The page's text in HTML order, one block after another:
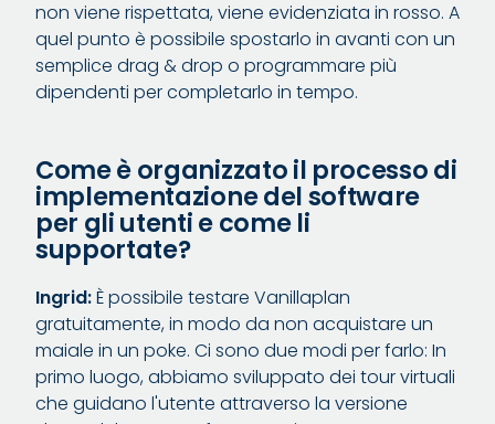
non viene rispettata, viene evidenziata in rosso. A
quel punto è possibile spostarlo in avanti con un
semplice drag & drop o programmare più
dipendenti per completarlo in tempo.
Come è organizzato il processo di
implementazione del software
per gli utenti e come li
supportate?
Ingrid:È possibile testare Vanillaplan
gratuitamente, in modo da non acquistare un
maiale in un poke. Ci sono due modi per farlo: In
primo luogo, abbiamo sviluppato dei tour virtuali
che guidano l'utente attraverso la versione